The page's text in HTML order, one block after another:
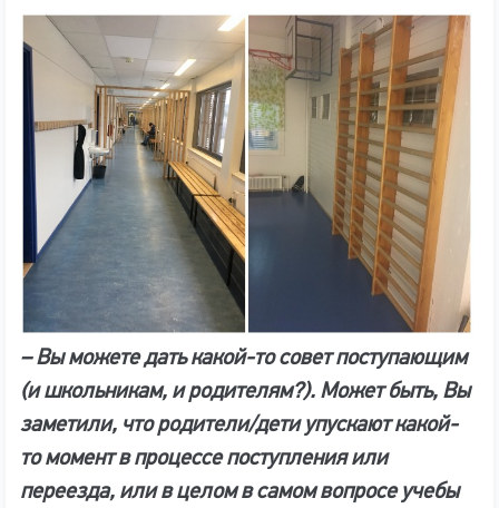
– Вы можете дать какой-то совет поступающим
(и школьникам, и родителям?). Может быть, Вы
заметили, что родители/дети упускают какой-
то момент в процессе поступления или
переезда, или в целом в самом вопросе учебы